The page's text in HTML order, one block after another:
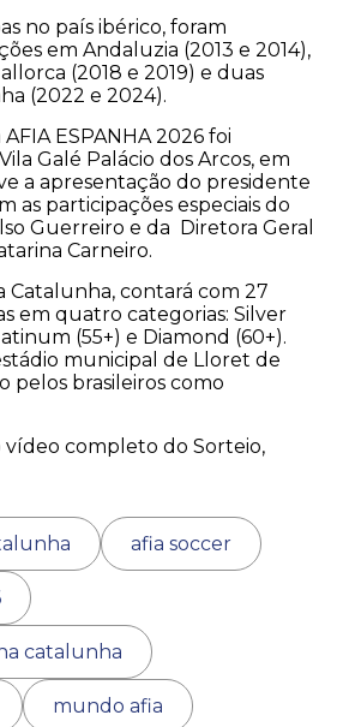
no país ibérico, foram
em Andaluzia (2013 e 2014),
(2018 e 2019) e duas
(2022 e 2024).
ESPANHA 2026 foi
Galé Palácio dos Arcos, em
a apresentação do presidente
as participações especiais do
Guerreiro e da Diretora Geral
Carneiro.
Catalunha, contará com 27
em quatro categorias: Silver
(55+) e Diamond (60+).
municipal de Lloret de
pelos brasileiros como
vídeo completo do Sorteio,
afia soccer
catalunha
mundo afia